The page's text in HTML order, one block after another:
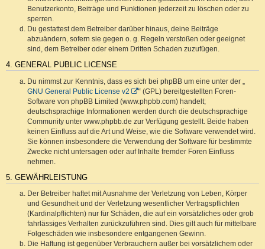
Benutzerkonto, Beiträge und Funktionen jederzeit zu löschen oder zu
sperren.
Du gestattest dem Betreiber darüber hinaus, deine Beiträge
abzuändern, sofern sie gegen o. g. Regeln verstoßen oder geeignet
sind, dem Betreiber oder einem Dritten Schaden zuzufügen.
4. GENERAL PUBLIC LICENSE
Du nimmst zur Kenntnis, dass es sich bei phpBB um eine unter der „
GNU General Public License v2
“ (GPL) bereitgestellten Foren-
Software von phpBB Limited (www.phpbb.com) handelt;
deutschsprachige Informationen werden durch die deutschsprachige
Community unter www.phpbb.de zur Verfügung gestellt. Beide haben
keinen Einfluss auf die Art und Weise, wie die Software verwendet wird.
Sie können insbesondere die Verwendung der Software für bestimmte
Zwecke nicht untersagen oder auf Inhalte fremder Foren Einfluss
nehmen.
5. GEWÄHRLEISTUNG
Der Betreiber haftet mit Ausnahme der Verletzung von Leben, Körper
und Gesundheit und der Verletzung wesentlicher Vertragspflichten
(Kardinalpflichten) nur für Schäden, die auf ein vorsätzliches oder grob
fahrlässiges Verhalten zurückzuführen sind. Dies gilt auch für mittelbare
Folgeschäden wie insbesondere entgangenen Gewinn.
Die Haftung ist gegenüber Verbrauchern außer bei vorsätzlichem oder